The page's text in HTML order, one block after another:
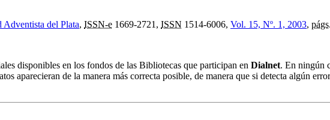
Adventista del Plata, ISSN-e 1669-2721, ISSN 1514-6006, Vol. 15, Nº. 1, 2003, págs.
disponibles en los fondos de las Bibliotecas que participan en Dialnet. En ningún
aparecieran de la manera más correcta posible, de manera que si detecta algún